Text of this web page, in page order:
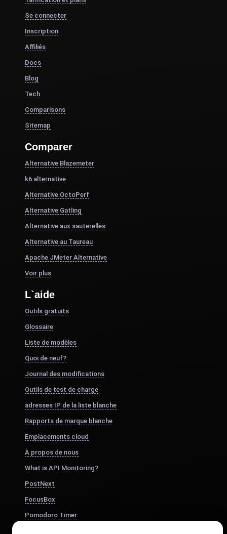
Se connecter
Inscription
Affiliés
Docs
Blog
Tech
Comparisons
Sitemap
Comparer
Alternative Blazemeter
k6 alternative
Alternative OctoPerf
Alternative Gatling
Alternative aux sauterelles
Alternative au Taureau
Apache JMeter Alternative
Voir plus
L`aide
Outils gratuits
Glossaire
Liste de modèles
Quoi de neuf?
Journal des modifications
Outils de test de charge
adresses IP de la liste blanche
Rapports de marque blanche
Emplacements cloud
À propos de nous
What is API Monitoring?
PostNext
FocusBox
Pomodoro Timer